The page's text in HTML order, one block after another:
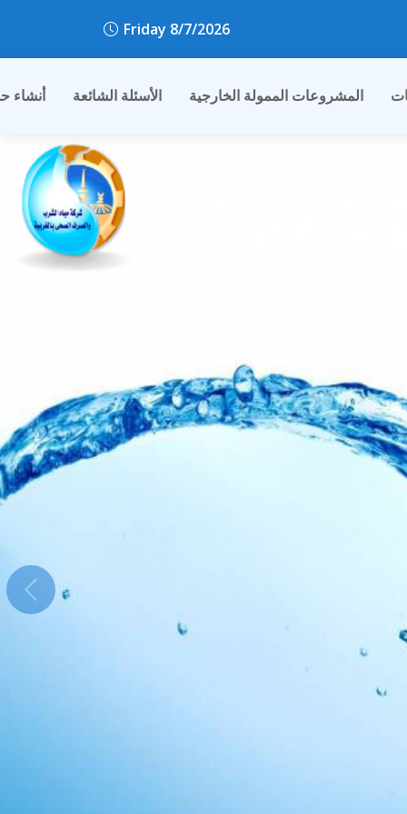
Friday 8/7/2026
المشروعات الممولة الخارجية الأسئلة الشائعة أنشاء